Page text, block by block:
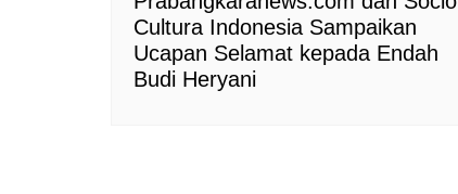
Cultura Indonesia Sampaikan
Ucapan Selamat kepada Endah
Budi Heryani